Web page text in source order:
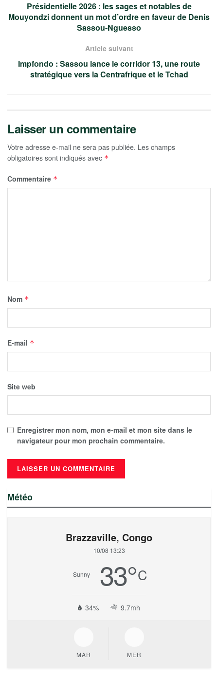
Présidentielle 2026 : les sages et notables de
Mouyondzi donnent un mot d’ordre en faveur de Denis
Sassou-Nguesso
Article suivant
Impfondo : Sassou lance le corridor 13, une route
stratégique vers la Centrafrique et le Tchad
Laisser un commentaire
Votre adresse e-mail ne sera pas publiée. Les champs
obligatoires sont indiqués avec *
Commentaire *
Nom *
E-mail *
Site web
Enregistrer mon nom, mon e-mail et mon site dans le
navigateur pour mon prochain commentaire.
Météo
Brazzaville, Congo
10/08 13:23
Sunny 33°C
34% 9.7mh
MAR MER